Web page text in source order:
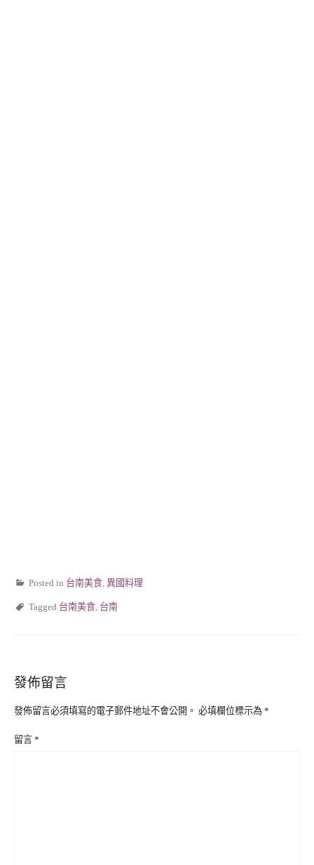
Posted in 台南美食 異國料理
Tagged 台南美食 台南
發佈留言
發佈留言必須填寫的電子郵件地址不會公開。 必填欄位標示為 *
留言 *